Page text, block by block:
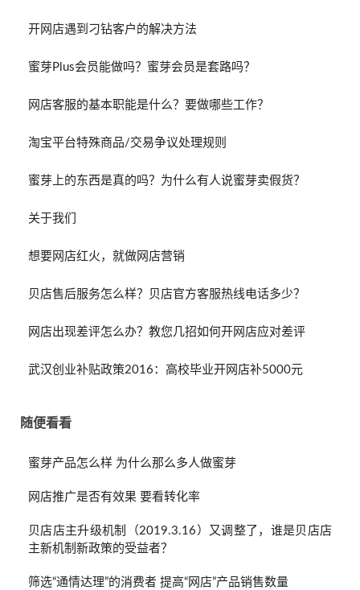
开网店遇到刁钻客户的解决方法
蜜芽Plus会员能做吗？蜜芽会员是套路吗？
网店客服的基本职能是什么？要做哪些工作？
淘宝平台特殊商品/交易争议处理规则
蜜芽上的东西是真的吗？为什么有人说蜜芽卖假货？
关于我们
想要网店红火，就做网店营销
贝店售后服务怎么样？贝店官方客服热线电话多少？
网店出现差评怎么办？教您几招如何开网店应对差评
武汉创业补贴政策2016：高校毕业开网店补5000元
随便看看
蜜芽产品怎么样 为什么那么多人做蜜芽
网店推广是否有效果 要看转化率
贝店店主升级机制（2019.3.16）又调整了，谁是贝店店
主新机制新政策的受益者？
筛选“通情达理”的消费者 提高“网店”产品销售数量